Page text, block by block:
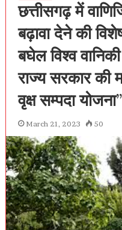
छत्तीसगढ़ में
बढ़ावा देने की
बघेल विश्व
राज्य सरकार की
वृक्ष सम्पदा
March 21, 2023 50